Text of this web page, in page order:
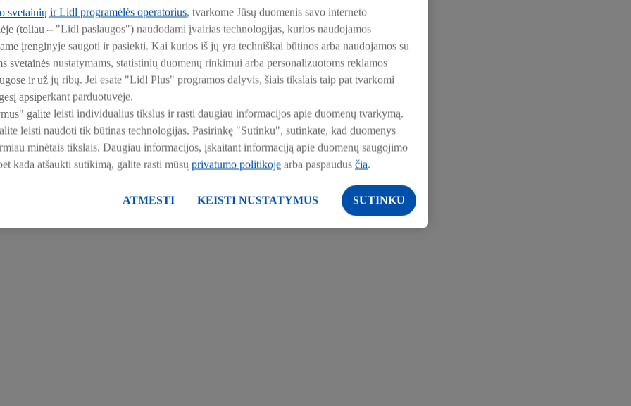
svetainių ir Lidl programėlės operatorius, tvarkome Jūsų duomenis savo interneto
(toliau – "Lidl paslaugos") naudodami įvairias technologijas, kurios naudojamos
įrenginyje saugoti ir pasiekti. Kai kurios iš jų yra techniškai būtinos arba naudojamos su
svetainės nustatymams, statistinių duomenų rinkimui arba personalizuotoms reklamos
ir už jų ribų. Jei esate "Lidl Plus" programos dalyvis, šiais tikslais taip pat tvarkomi
apsiperkant parduotuvėje.
galite leisti individualius tikslus ir rasti daugiau informacijos apie duomenų tvarkymą.
leisti naudoti tik būtinas technologijas. Pasirinkę "Sutinku", sutinkate, kad duomenys
minėtais tikslais. Daugiau informacijos, įskaitant informaciją apie duomenų saugojimo
kada atšaukti sutikimą, galite rasti mūsų privatumo politikoje arba paspaudus čia.
ATMESTI KEISTI NUSTATYMUS SUTINKU